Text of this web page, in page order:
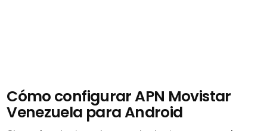
Cómo configurar APN Movistar
Venezuela para Android